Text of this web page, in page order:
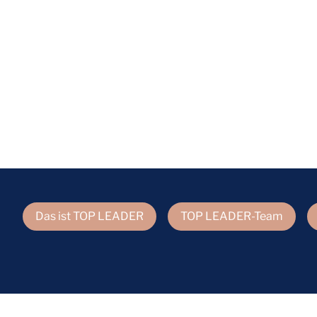
Das ist TOP LEADER TOP LEADER-Team